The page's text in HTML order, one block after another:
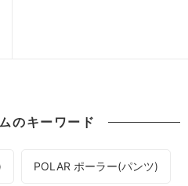
のキーワード
POLAR ポーラー(パンツ)